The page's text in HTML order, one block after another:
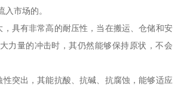
入市场的。
具有非常高的耐压性，当在搬运、仓储和安
力量的冲击时，其仍然能够保持原状，不会
突出，其能抗酸、抗碱、抗腐蚀，能够适应